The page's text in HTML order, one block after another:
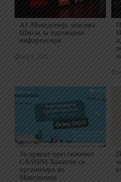
А1 Македонија лансира
Школа за одговорни
инфлуенсери
мај 8, 2025
За првпат престижниот
CASSINI Хакатон се
организира во
Македонија